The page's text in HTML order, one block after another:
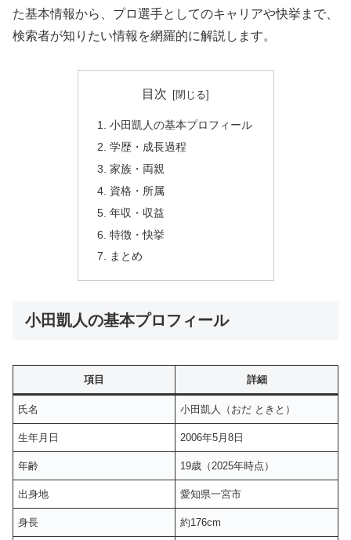
た基本情報から、プロ選手としてのキャリアや快挙まで、
検索者が知りたい情報を網羅的に解説します。
目次
小田凱人の基本プロフィール
学歴・成長過程
家族・両親
資格・所属
年収・収益
特徴・快挙
まとめ
小田凱人の基本プロフィール
項目 詳細
氏名 小田凱人（おだ ときと）
生年月日 2006年5月8日
年齢 19歳（2025年時点）
出身地 愛知県一宮市
身長 約176cm